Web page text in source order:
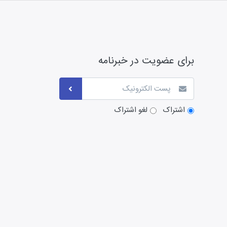
برای عضویت در خبرنامه
اشتراک لغو اشتراک